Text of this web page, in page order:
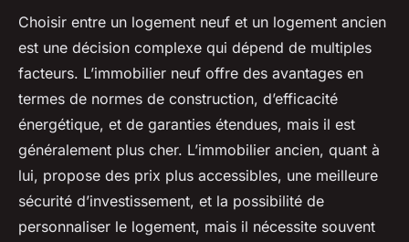
Choisir entre un logement neuf et un logement ancien
est une décision complexe qui dépend de multiples
facteurs. L’immobilier neuf offre des avantages en
termes de normes de construction, d’efficacité
énergétique, et de garanties étendues, mais il est
généralement plus cher. L’immobilier ancien, quant à
lui, propose des prix plus accessibles, une meilleure
sécurité d’investissement, et la possibilité de
personnaliser le logement, mais il nécessite souvent